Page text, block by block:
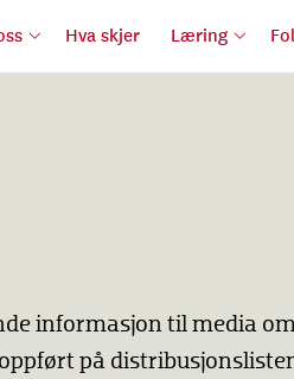
Hva skjer Læring
informasjon til media
på